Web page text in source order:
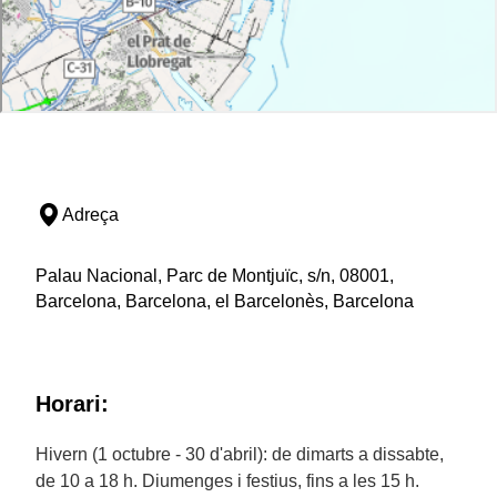
Adreça
Palau Nacional, Parc de Montjuïc, s/n, 08001,
Barcelona, Barcelona, el Barcelonès, Barcelona
Horari:
Hivern (1 octubre - 30 d'abril): de dimarts a dissabte,
de 10 a 18 h. Diumenges i festius, fins a les 15 h.